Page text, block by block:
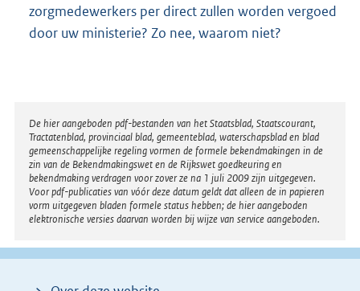
zorgmedewerkers per direct zullen worden vergoed
door uw ministerie? Zo nee, waarom niet?
Disclaimer
De hier aangeboden pdf-bestanden van het Staatsblad, Staatscourant,
Tractatenblad, provinciaal blad, gemeenteblad, waterschapsblad en blad
gemeenschappelijke regeling vormen de formele bekendmakingen in de
zin van de Bekendmakingswet en de Rijkswet goedkeuring en
bekendmaking verdragen voor zover ze na 1 juli 2009 zijn uitgegeven.
Voor pdf-publicaties van vóór deze datum geldt dat alleen de in papieren
vorm uitgegeven bladen formele status hebben; de hier aangeboden
elektronische versies daarvan worden bij wijze van service aangeboden.